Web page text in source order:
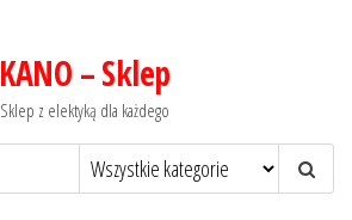
KANO – Sklep
Sklep z elektyką dla każdego